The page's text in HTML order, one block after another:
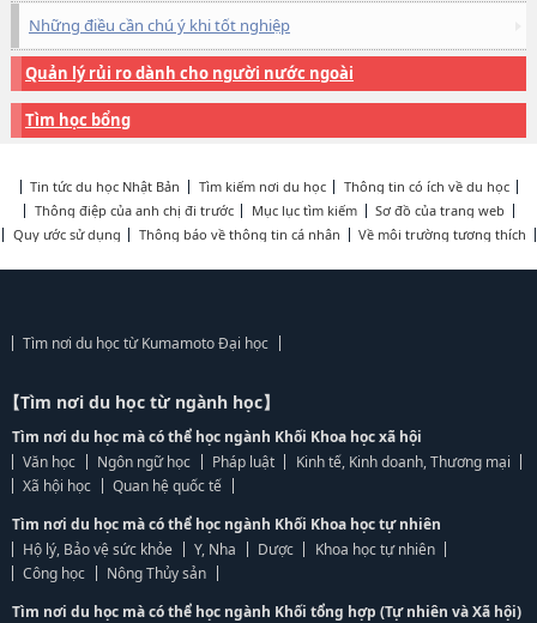
Những điều cần chú ý khi tốt nghiệp
Quản lý rủi ro dành cho người nước ngoài
Tìm học bổng
Tin tức du học Nhật Bản Tìm kiếm nơi du học
Thông tin có ích về du học
Thông điệp của anh chị đi trước
Mục lục tìm kiếm
Sơ đồ của trang web
Quy ước sử dụng
Thông báo về thông tin cá nhân Về môi trường tương thích
Tìm nơi du học từ Kumamoto Đại học
【Tìm nơi du học từ ngành học】
Tìm nơi du học mà có thể học ngành Khối Khoa học xã hội
Văn học
Ngôn ngữ học Pháp luật
Kinh tế, Kinh doanh, Thương mại
Xã hội học
Quan hệ quốc tế
Tìm nơi du học mà có thể học ngành Khối Khoa học tự nhiên
Hộ lý, Bảo vệ sức khỏe
Y, Nha Dược
Khoa học tự nhiên
Công học
Nông Thủy sản
Tìm nơi du học mà có thể học ngành Khối tổng hợp (Tự nhiên và Xã hội)